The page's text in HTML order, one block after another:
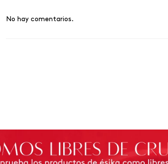
No hay comentarios.